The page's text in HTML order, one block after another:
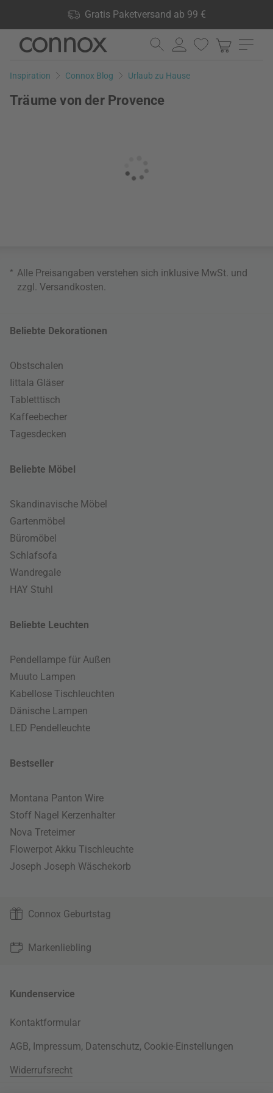
Gratis Paketversand ab 99 €
lagernd, 60 Tage Rückgaberecht
Direkt
Seiteninhalt
Direkt
Suchfeld
Inspiration Connox Blog Urlaub zu Hause
Träume von der Provence
* Alle Preisangaben verstehen sich inklusive MwSt. und
zzgl. Versandkosten.
Beliebte Dekorationen
Obstschalen
Iittala Gläser
Tabletttisch
Kaffeebecher
Tagesdecken
Beliebte Möbel
Skandinavische Möbel
Gartenmöbel
Büromöbel
Schlafsofa
Wandregale
HAY Stuhl
Beliebte Leuchten
Pendellampe für Außen
Muuto Lampen
Kabellose Tischleuchten
Dänische Lampen
LED Pendelleuchte
Bestseller
Montana Panton Wire
Stoff Nagel Kerzenhalter
Nova Treteimer
Flowerpot Akku Tischleuchte
Joseph Joseph Wäschekorb
Connox Geburtstag
Markenliebling
Kundenservice
Kontaktformular
AGB, Impressum, Datenschutz, Cookie-Einstellungen
Widerrufsrecht